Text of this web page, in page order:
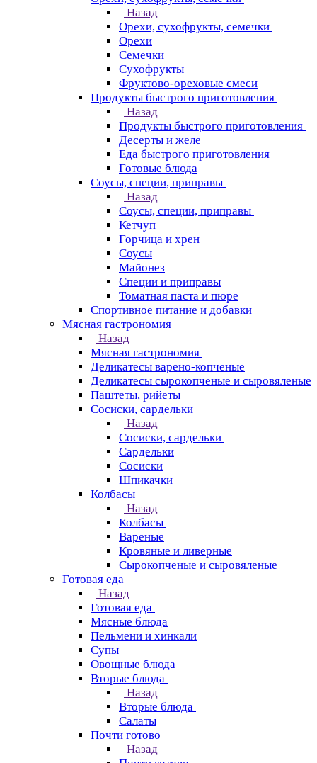
Назад
Орехи, сухофрукты, семечки
Орехи
Семечки
Сухофрукты
Фруктово-ореховые смеси
Продукты быстрого приготовления
Назад
Продукты быстрого приготовления
Десерты и желе
Еда быстрого приготовления
Готовые блюда
Соусы, специи, приправы
Назад
Соусы, специи, приправы
Кетчуп
Горчица и хрен
Соусы
Майонез
Специи и приправы
Томатная паста и пюре
Спортивное питание и добавки
Мясная гастрономия
Назад
Мясная гастрономия
Деликатесы варено-копченые
Деликатесы сырокопченые и сыровяленые
Паштеты, рийеты
Сосиски, сардельки
Назад
Сосиски, сардельки
Сардельки
Сосиски
Шпикачки
Колбасы
Назад
Колбасы
Вареные
Кровяные и ливерные
Сырокопченые и сыровяленые
Готовая еда
Назад
Готовая еда
Мясные блюда
Пельмени и хинкали
Супы
Овощные блюда
Вторые блюда
Назад
Вторые блюда
Салаты
Почти готово
Назад